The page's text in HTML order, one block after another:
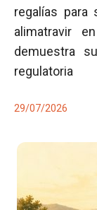
regalías para
alimatravir
demuestra
regulatoria
29/07/2026